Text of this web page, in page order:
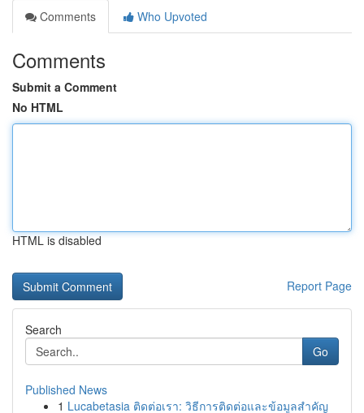
Comments
Who Upvoted
Comments
Submit a Comment
No HTML
HTML is disabled
Report Page
Search
Go
Published News
1 Lucabetasia ติดต่อเรา: วิธีการติดต่อและข้อมูลสำคัญ